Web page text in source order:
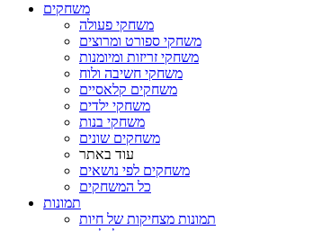
משחקים
משחקי פעולה
משחקי ספורט ומרוצים
משחקי זריזות ומיומנות
משחקי חשיבה ולוח
משחקים קלאסיים
משחקי ילדים
משחקי בנות
משחקים שונים
עוד באתר
משחקים לפי נושאים
כל המשחקים
תמונות
תמונות מצחיקות של חיות